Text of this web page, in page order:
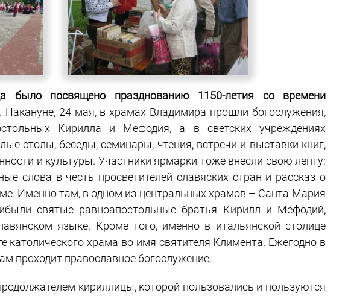
было посвящено празднованию 1150-летия со времени
Накануне, 24 мая, в храмах Владимира прошли богослужения,
Кирилла и Мефодия, а в светских учреждениях
столы, беседы, семинары, чтения, встречи и выставки книг,
и культуры. Участники ярмарки тоже внесли свою лепту:
слова в честь просветителей славяских стран и рассказ о
Именно там, в одном из центральных храмов – Санта-Мария
святые равноапостольные братья Кирилл и Мефодий,
языке. Кроме того, именно в итальянской столице
католического храма во имя святителя Климента. Ежегодно в
проходит православное богослужение.
кириллицы, которой пользовались и пользуются